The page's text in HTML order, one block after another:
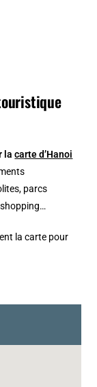
lacarte d’Hanoi
parcs
la carte pour